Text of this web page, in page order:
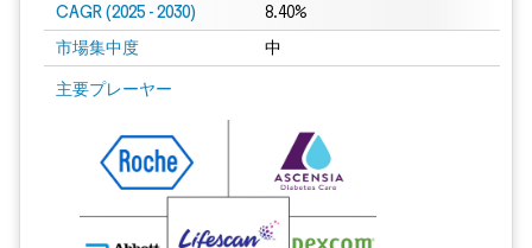
CAGR (2025 - 2030) 8.40%
市場集中度 中
主要プレーヤー